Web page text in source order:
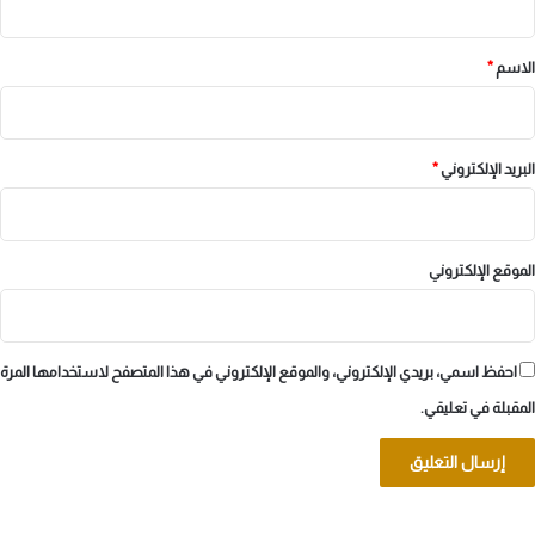
*
الاسم *
البريد الإلكتروني*
الموقع الإلكتروني
احفظ اسمي، بريدي الإلكتروني، والموقع الإلكتروني في هذا المتصفح لاستخدامها المرة
المقبلة في تعليقي.